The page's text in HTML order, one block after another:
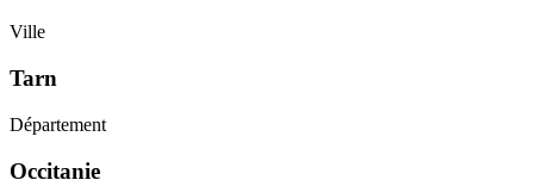
Ville
Tarn
Département
Occitanie